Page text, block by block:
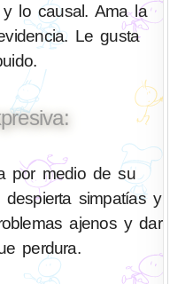
lo causal. Ama la
Le gusta
por medio de su
simpatías y
ajenos y dar
perdura.